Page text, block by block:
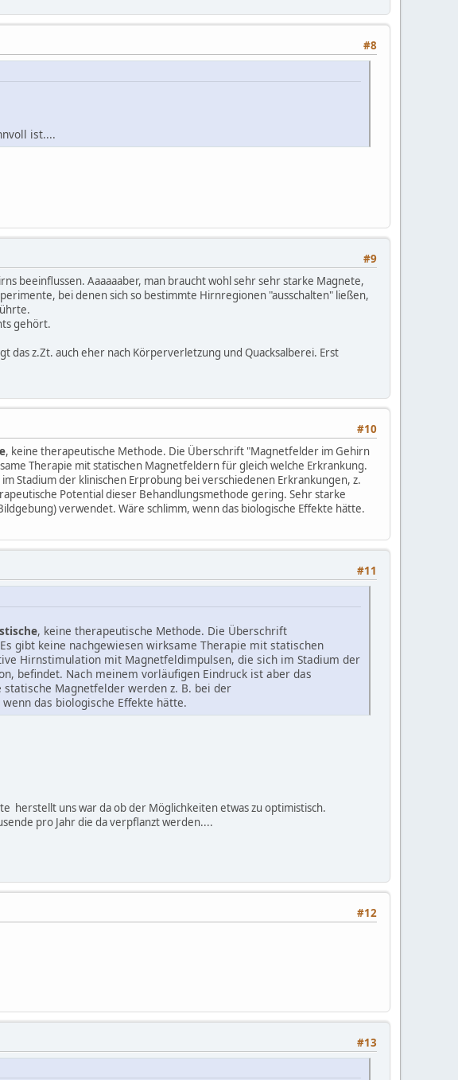
#8
ist....
#9
beeinflussen. Aaaaaaber, man braucht wohl sehr sehr starke Magnete,
bei denen sich so bestimmte Hirnregionen "ausschalten" ließen,
gehört.
das z.Zt. auch eher nach Körperverletzung und Quacksalberei. Erst
#10
, keine therapeutische Methode. Die Überschrift "Magnetfelder im Gehirn
Therapie mit statischen Magnetfeldern für gleich welche Erkrankung.
Stadium der klinischen Erprobung bei verschiedenen Erkrankungen, z.
Potential dieser Behandlungsmethode gering. Sehr starke
verwendet. Wäre schlimm, wenn das biologische Effekte hätte.
#11
, keine therapeutische Methode. Die Überschrift
gibt keine nachgewiesen wirksame Therapie mit statischen
Hirnstimulation mit Magnetfeldimpulsen, die sich im Stadium der
befindet. Nach meinem vorläufigen Eindruck ist aber das
Magnetfelder werden z. B. bei der
das biologische Effekte hätte.
herstellt uns war da ob der Möglichkeiten etwas zu optimistisch.
pro Jahr die da verpflanzt werden....
#12
#13